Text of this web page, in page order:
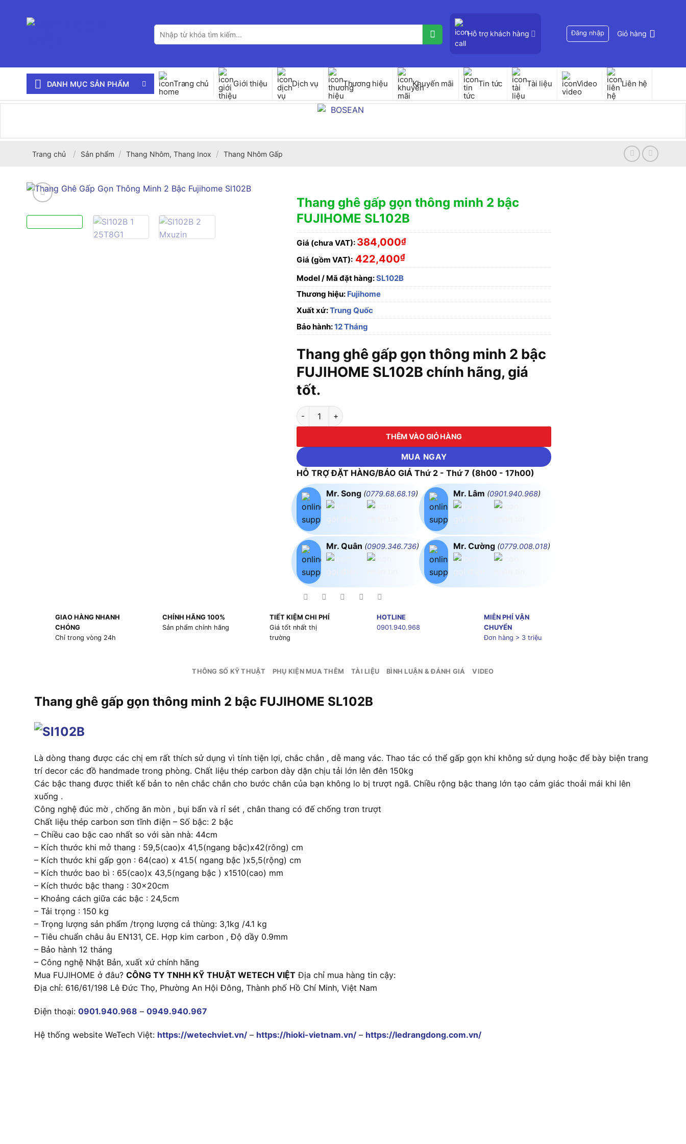
Tìm
kiếm:
Hỗ trợ khách hàng Đăng nhập Giỏ hàng
DANH MỤC SẢN PHẨM Trang chủ Giới thiệu Dịch vụ Thương hiệu Khuyến mãi Tin tức Tài liệu Video Liên hệ
Trang chủ / Sản phẩm / Thang Nhôm, Thang Inox / Thang Nhôm Gấp
Thang ghê gấp gọn thông minh 2 bậc
FUJIHOME SL102B
Giá (chưa VAT): 384,000₫
Giá (gồm VAT): 422,400₫
Model / Mã đặt hàng:SL102B
Thương hiệu: Fujihome
Xuất xứ:Trung Quốc
Bảo hành:12 Tháng
Thang ghê gấp gọn thông minh 2 bậc
FUJIHOME SL102B chính hãng, giá
tốt.
Thang ghê gấp gọn thông minh 2 bậc FUJIHOME SL102B số lượng
THÊM VÀO GIỎ HÀNG
MUA NGAY
HỖ TRỢ ĐẶT HÀNG/BÁO GIÁ Thứ 2 - Thứ 7 (8h00 - 17h00)
Mr. Song (0779.68.68.19)
Mr. Quân (0909.346.736)
Mr. Lâm (0901.940.968)
Mr. Cường (0779.008.018)
GIAO HÀNG NHANH
CHÓNG
Chỉ trong vòng 24h
CHÍNH HÃNG 100%
Sản phẩm chính hãng
TIẾT KIỆM CHI PHÍ
Giá tốt nhất thị
trường
HOTLINE
0901.940.968
MIỄN PHÍ VẬN
CHUYỂN
Đơn hàng > 3 triệu
THÔNG SỐ KỸ THUẬT PHỤ KIỆN MUA THÊM TÀI LIỆU BÌNH LUẬN & ĐÁNH GIÁ VIDEO
Thang ghê gấp gọn thông minh 2 bậc FUJIHOME SL102B
Là dòng thang được các chị em rất thích sử dụng vì tính tiện lợi, chắc chắn , dễ mang vác. Thao tác có thể gấp gọn khi không sử dụng hoặc để bày biện trang
trí decor các đồ handmade trong phòng. Chất liệu thép carbon dày dặn chịu tải lớn lên đên 150kg
Các bậc thang được thiết kế bản to nên chắc chắn cho bước chân của bạn không lo bị trượt ngã. Chiều rộng bậc thang lớn tạo cảm giác thoải mái khi lên
xuống .
Công nghệ đúc mờ , chống ăn mòn , bụi bẩn và rỉ sét , chân thang có đế chống trơn trượt
Chất liệu thép carbon sơn tĩnh điện – Số bậc: 2 bậc
– Chiều cao bậc cao nhất so với sàn nhà: 44cm
– Kích thước khi mở thang : 59,5(cao)x 41,5(ngang bậc)x42(rông) cm
– Kích thước khi gấp gọn : 64(cao) x 41.5( ngang bậc )x5,5(rộng) cm
– Kích thước bao bì : 65(cao)x 43,5(ngang bậc ) x1510(cao) mm
– Kích thước bậc thang : 30x20cm
– Khoảng cách giữa các bậc : 24,5cm
– Tải trọng : 150 kg
– Trọng lượng sản phẩm /trọng lượng cả thùng: 3,1kg /4.1 kg
– Tiêu chuẩn châu âu EN131, CE. Hợp kim carbon , Độ dầy 0.9mm
– Bảo hành 12 tháng
– Công nghệ Nhật Bản, xuất xứ chính hãng
Mua FUJIHOME ở đâu? CÔNG TY TNHH KỸ THUẬT WETECH VIỆT Địa chỉ mua hàng tin cậy:
Địa chỉ: 616/61/198 Lê Đức Thọ, Phường An Hội Đông, Thành phố Hồ Chí Minh, Việt Nam
Điện thoại: 0901.940.968 – 0949.940.967
Hệ thống website WeTech Việt: https://wetechviet.vn/ – https://hioki-vietnam.vn/ – https://ledrangdong.com.vn/